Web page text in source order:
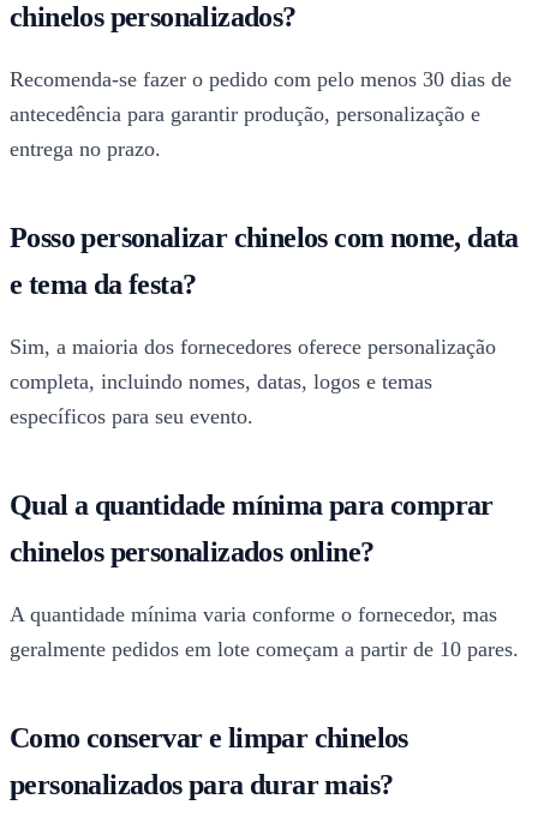
chinelos personalizados?
Recomenda-se fazer o pedido com pelo menos 30 dias de
antecedência para garantir produção, personalização e
entrega no prazo.
Posso personalizar chinelos com nome, data
e tema da festa?
Sim, a maioria dos fornecedores oferece personalização
completa, incluindo nomes, datas, logos e temas
específicos para seu evento.
Qual a quantidade mínima para comprar
chinelos personalizados online?
A quantidade mínima varia conforme o fornecedor, mas
geralmente pedidos em lote começam a partir de 10 pares.
Como conservar e limpar chinelos
personalizados para durar mais?